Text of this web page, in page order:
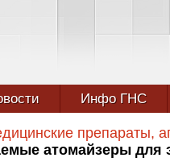
Инфо ГНС
препараты,
атомайзеры для